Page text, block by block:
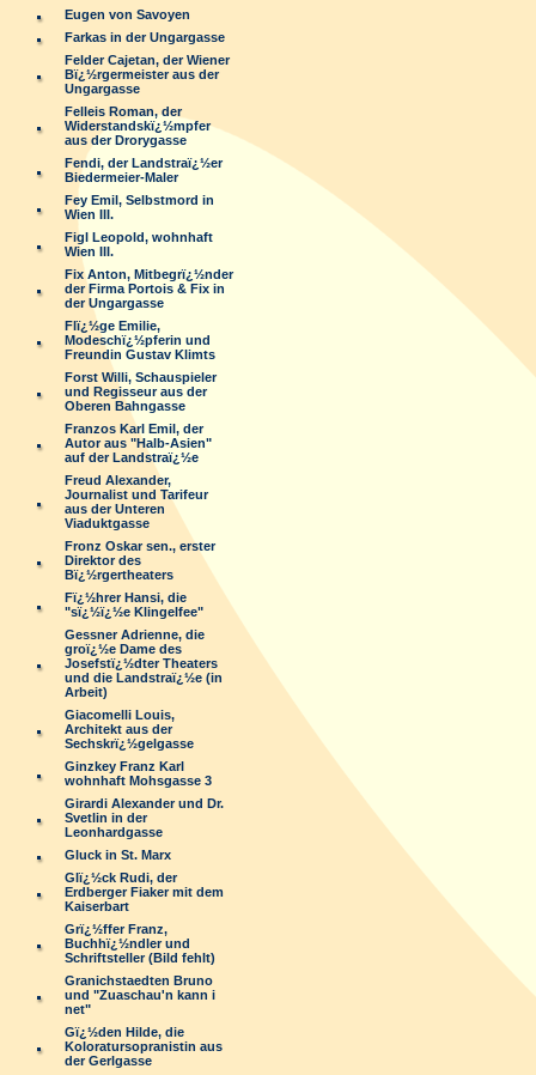
Eugen von Savoyen
Farkas in der Ungargasse
Felder Cajetan, der Wiener
Bï¿½rgermeister aus der
Ungargasse
Felleis Roman, der
Widerstandskï¿½mpfer
aus der Drorygasse
Fendi, der Landstraï¿½er
Biedermeier-Maler
Fey Emil, Selbstmord in
Wien III.
Figl Leopold, wohnhaft
Wien III.
Fix Anton, Mitbegrï¿½nder
der Firma Portois & Fix in
der Ungargasse
Flï¿½ge Emilie,
Modeschï¿½pferin und
Freundin Gustav Klimts
Forst Willi, Schauspieler
und Regisseur aus der
Oberen Bahngasse
Franzos Karl Emil, der
Autor aus "Halb-Asien"
auf der Landstraï¿½e
Freud Alexander,
Journalist und Tarifeur
aus der Unteren
Viaduktgasse
Fronz Oskar sen., erster
Direktor des
Bï¿½rgertheaters
Fï¿½hrer Hansi, die
"sï¿½ï¿½e Klingelfee"
Gessner Adrienne, die
groï¿½e Dame des
Josefstï¿½dter Theaters
und die Landstraï¿½e (in
Arbeit)
Giacomelli Louis,
Architekt aus der
Sechskrï¿½gelgasse
Ginzkey Franz Karl
wohnhaft Mohsgasse 3
Girardi Alexander und Dr.
Svetlin in der
Leonhardgasse
Gluck in St. Marx
Glï¿½ck Rudi, der
Erdberger Fiaker mit dem
Kaiserbart
Grï¿½ffer Franz,
Buchhï¿½ndler und
Schriftsteller (Bild fehlt)
Granichstaedten Bruno
und "Zuaschau'n kann i
net"
Gï¿½den Hilde, die
Koloratursopranistin aus
der Gerlgasse